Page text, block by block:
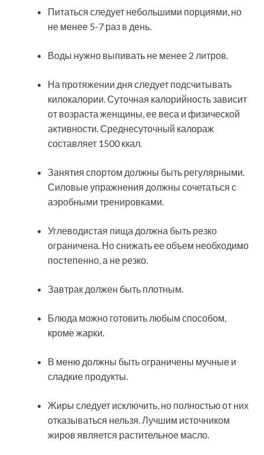
Питаться следует небольшими порциями, но
не менее 5-7 раз в день.
Воды нужно выпивать не менее 2 литров.
На протяжении дня следует подсчитывать
килокалории. Суточная калорийность зависит
от возраста женщины, ее веса и физической
активности. Среднесуточный калораж
составляет 1500 ккал.
Занятия спортом должны быть регулярными.
Силовые упражнения должны сочетаться с
аэробными тренировками.
Углеводистая пища должна быть резко
ограничена. Но снижать ее объем необходимо
постепенно, а не резко.
Завтрак должен быть плотным.
Блюда можно готовить любым способом,
кроме жарки.
В меню должны быть ограничены мучные и
сладкие продукты.
Жиры следует исключить, но полностью от них
отказываться нельзя. Лучшим источником
жиров является растительное масло.